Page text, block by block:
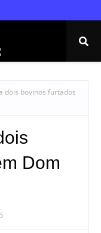
dois bovinos furtados
Dom